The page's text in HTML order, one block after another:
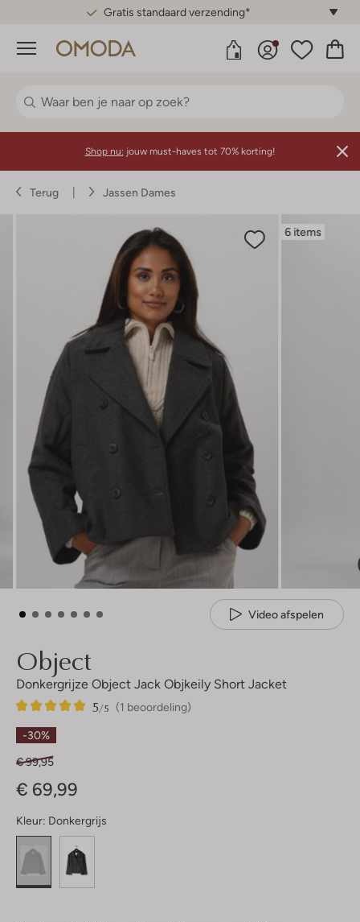
Gratis standaard verzending*
Menu
Shop nu: jouw must-haves tot 70% korting!
Terug Jassen Dames
6 items
Video afspelen
Object
Donkergrijze Object Jack Objkeily Short Jacket
(1 beoordeling)
5/5
1
5
Sterren
-30%
€ 99,95
€ 69,99
Kleur: Donkergrijs